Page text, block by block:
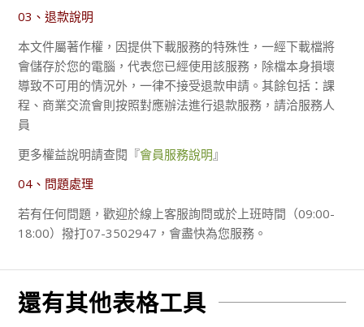
03、退款說明
本文件屬著作權，因提供下載服務的特殊性，一經下載檔將
會儲存於您的電腦，代表您已經使用該服務，除檔本身損壞
導致不可用的情況外，一律不接受退款申請。其餘包括：課
程、商業交流會則按照對應辦法進行退款服務，請洽服務人
員
更多權益說明請查閱『會員服務說明 』
04、問題處理
若有任何問題，歡迎於線上客服詢問或於上班時間（09:00-
18:00）撥打07-3502947，會盡快為您服務。
還有其他表格工具